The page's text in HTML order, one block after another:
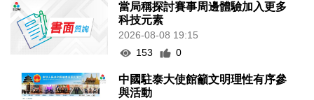
當局稱探討賽事周邊體驗加入更多
科技元素
2026-08-08 19:15
153
0
中國駐泰大使館籲文明理性有序參
與活動